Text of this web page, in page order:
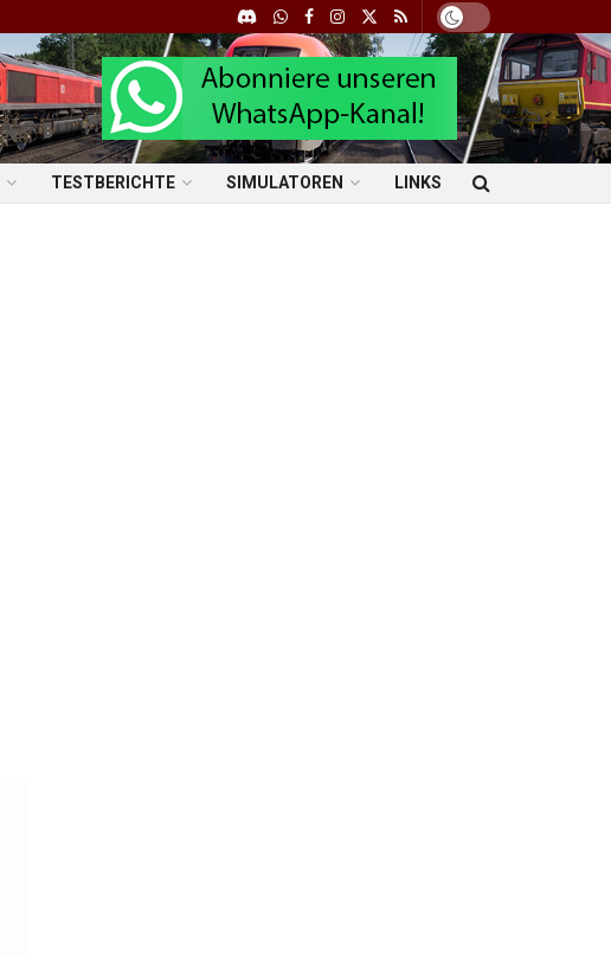
TESTBERICHTE SIMULATOREN LINKS